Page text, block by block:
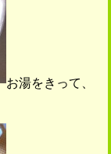
お湯をきって、